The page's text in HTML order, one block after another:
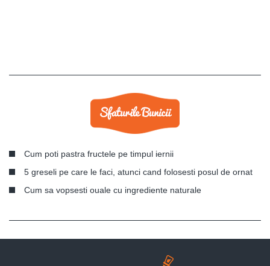
Cum poti pastra fructele pe timpul iernii
5 greseli pe care le faci, atunci cand folosesti posul de ornat
Cum sa vopsesti ouale cu ingrediente naturale